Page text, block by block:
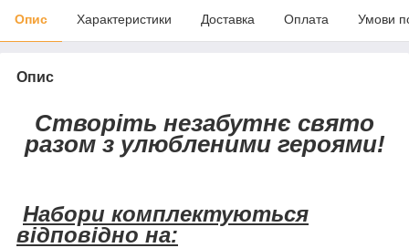
Опис Характеристики Доставка Оплата Умови
Опис
Створіть незабутнє свято
разом з улюбленими героями!
Набори комплектуються
відповідно на: